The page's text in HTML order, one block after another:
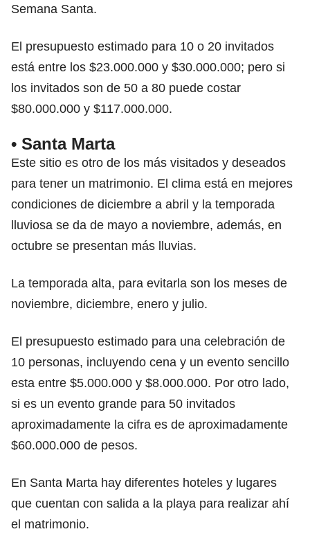
Semana Santa.
El presupuesto estimado para 10 o 20 invitados
está entre los $23.000.000 y $30.000.000; pero si
los invitados son de 50 a 80 puede costar
$80.000.000 y $117.000.000.
• Santa Marta
Este sitio es otro de los más visitados y deseados
para tener un matrimonio. El clima está en mejores
condiciones de diciembre a abril y la temporada
lluviosa se da de mayo a noviembre, además, en
octubre se presentan más lluvias.
La temporada alta, para evitarla son los meses de
noviembre, diciembre, enero y julio.
El presupuesto estimado para una celebración de
10 personas, incluyendo cena y un evento sencillo
esta entre $5.000.000 y $8.000.000. Por otro lado,
si es un evento grande para 50 invitados
aproximadamente la cifra es de aproximadamente
$60.000.000 de pesos.
En Santa Marta hay diferentes hoteles y lugares
que cuentan con salida a la playa para realizar ahí
el matrimonio.